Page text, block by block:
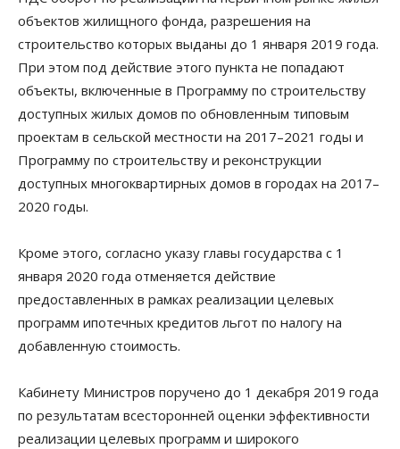
объектов жилищного фонда, разрешения на
строительство которых выданы до 1 января 2019 года.
При этом под действие этого пункта не попадают
объекты, включенные в Программу по строительству
доступных жилых домов по обновленным типовым
проектам в сельской местности на 2017–2021 годы и
Программу по строительству и реконструкции
доступных многоквартирных домов в городах на 2017–
2020 годы.
Кроме этого, согласно указу главы государства с 1
января 2020 года отменяется действие
предоставленных в рамках реализации целевых
программ ипотечных кредитов льгот по налогу на
добавленную стоимость.
Кабинету Министров поручено до 1 декабря 2019 года
по результатам всесторонней оценки эффективности
реализации целевых программ и широкого